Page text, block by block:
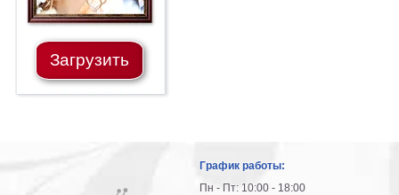
Загрузить
График работы:
Пн - Пт: 10:00 - 18:00